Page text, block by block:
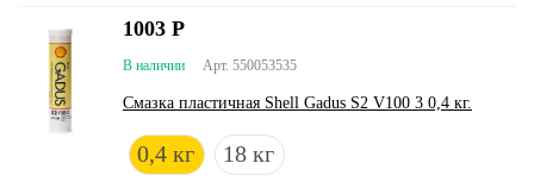
Арт. 550053535
В наличии
Смазка пластичная Shell Gadus S2 V100 3 0,4 кг.
0,4 кг 18 кг
1003 Р